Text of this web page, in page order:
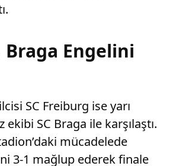
Engelini
SC Freiburg ise yarı
SC Braga ile karşılaştı.
mücadelede
3-1 mağlup ederek finale